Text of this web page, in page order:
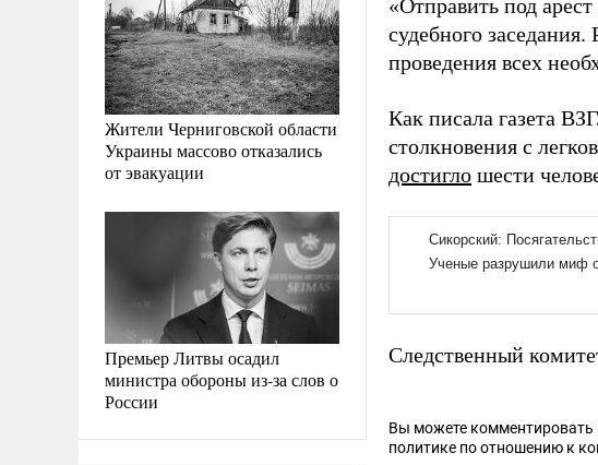
Жители Черниговской области
Украины массово отказались
от эвакуации
Премьер Литвы осадил
министра обороны из-за слов о
России
«Отправить под
судебного
проведения всех
Как писала газета
столкновения с
достигло шести
Следственный
Вы можете
политике по отношению к